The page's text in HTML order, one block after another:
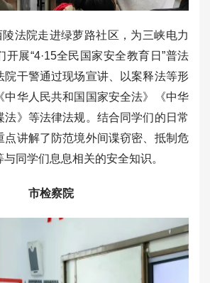
院走进绿萝路社区，为三峡电力
展“4·15全民国家安全教育日”普法
院干警通过现场宣讲、以案释法等形
中华人民共和国国家安全法》《中华
法》等法律法规。结合同学们的日常
点讲解了防范境外间谍窃密、抵制危
同学们息息相关的安全知识。
市检察院